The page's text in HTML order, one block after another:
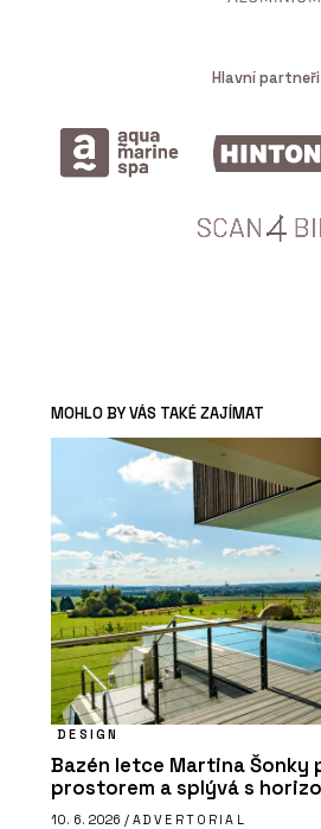
Hlavní partneři
MOHLO BY VÁS TAKÉ ZAJÍMAT
DESIGN
Bazén letce Martina Šonky
prostorem a splývá s
10. 6. 2026 / ADVERTORIAL